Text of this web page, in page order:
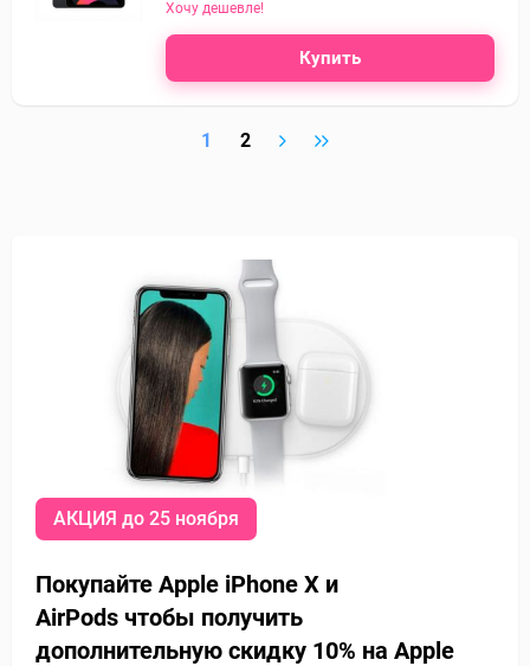
Хочу дешевле!
Купить
1 2
АКЦИЯ до 25 ноября
Покупайте Apple iPhone X и
AirPods чтобы получить
дополнительную скидку 10% на Apple